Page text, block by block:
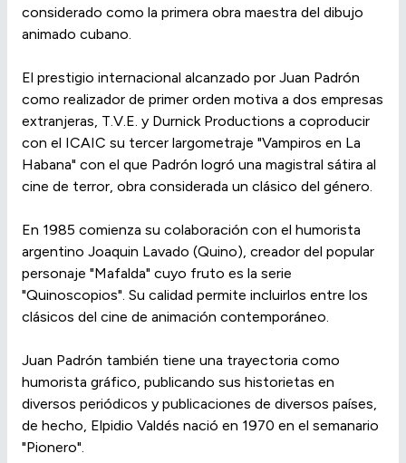
considerado como la primera obra maestra del dibujo
animado cubano.
El prestigio internacional alcanzado por Juan Padrón
como realizador de primer orden motiva a dos empresas
extranjeras, T.V.E. y Durnick Productions a coproducir
con el ICAIC su tercer largometraje "Vampiros en La
Habana" con el que Padrón logró una magistral sátira al
cine de terror, obra considerada un clásico del género.
En 1985 comienza su colaboración con el humorista
argentino Joaquin Lavado (Quino), creador del popular
personaje "Mafalda" cuyo fruto es la serie
"Quinoscopios". Su calidad permite incluirlos entre los
clásicos del cine de animación contemporáneo.
Juan Padrón también tiene una trayectoria como
humorista gráfico, publicando sus historietas en
diversos periódicos y publicaciones de diversos países,
de hecho, Elpidio Valdés nació en 1970 en el semanario
"Pionero".